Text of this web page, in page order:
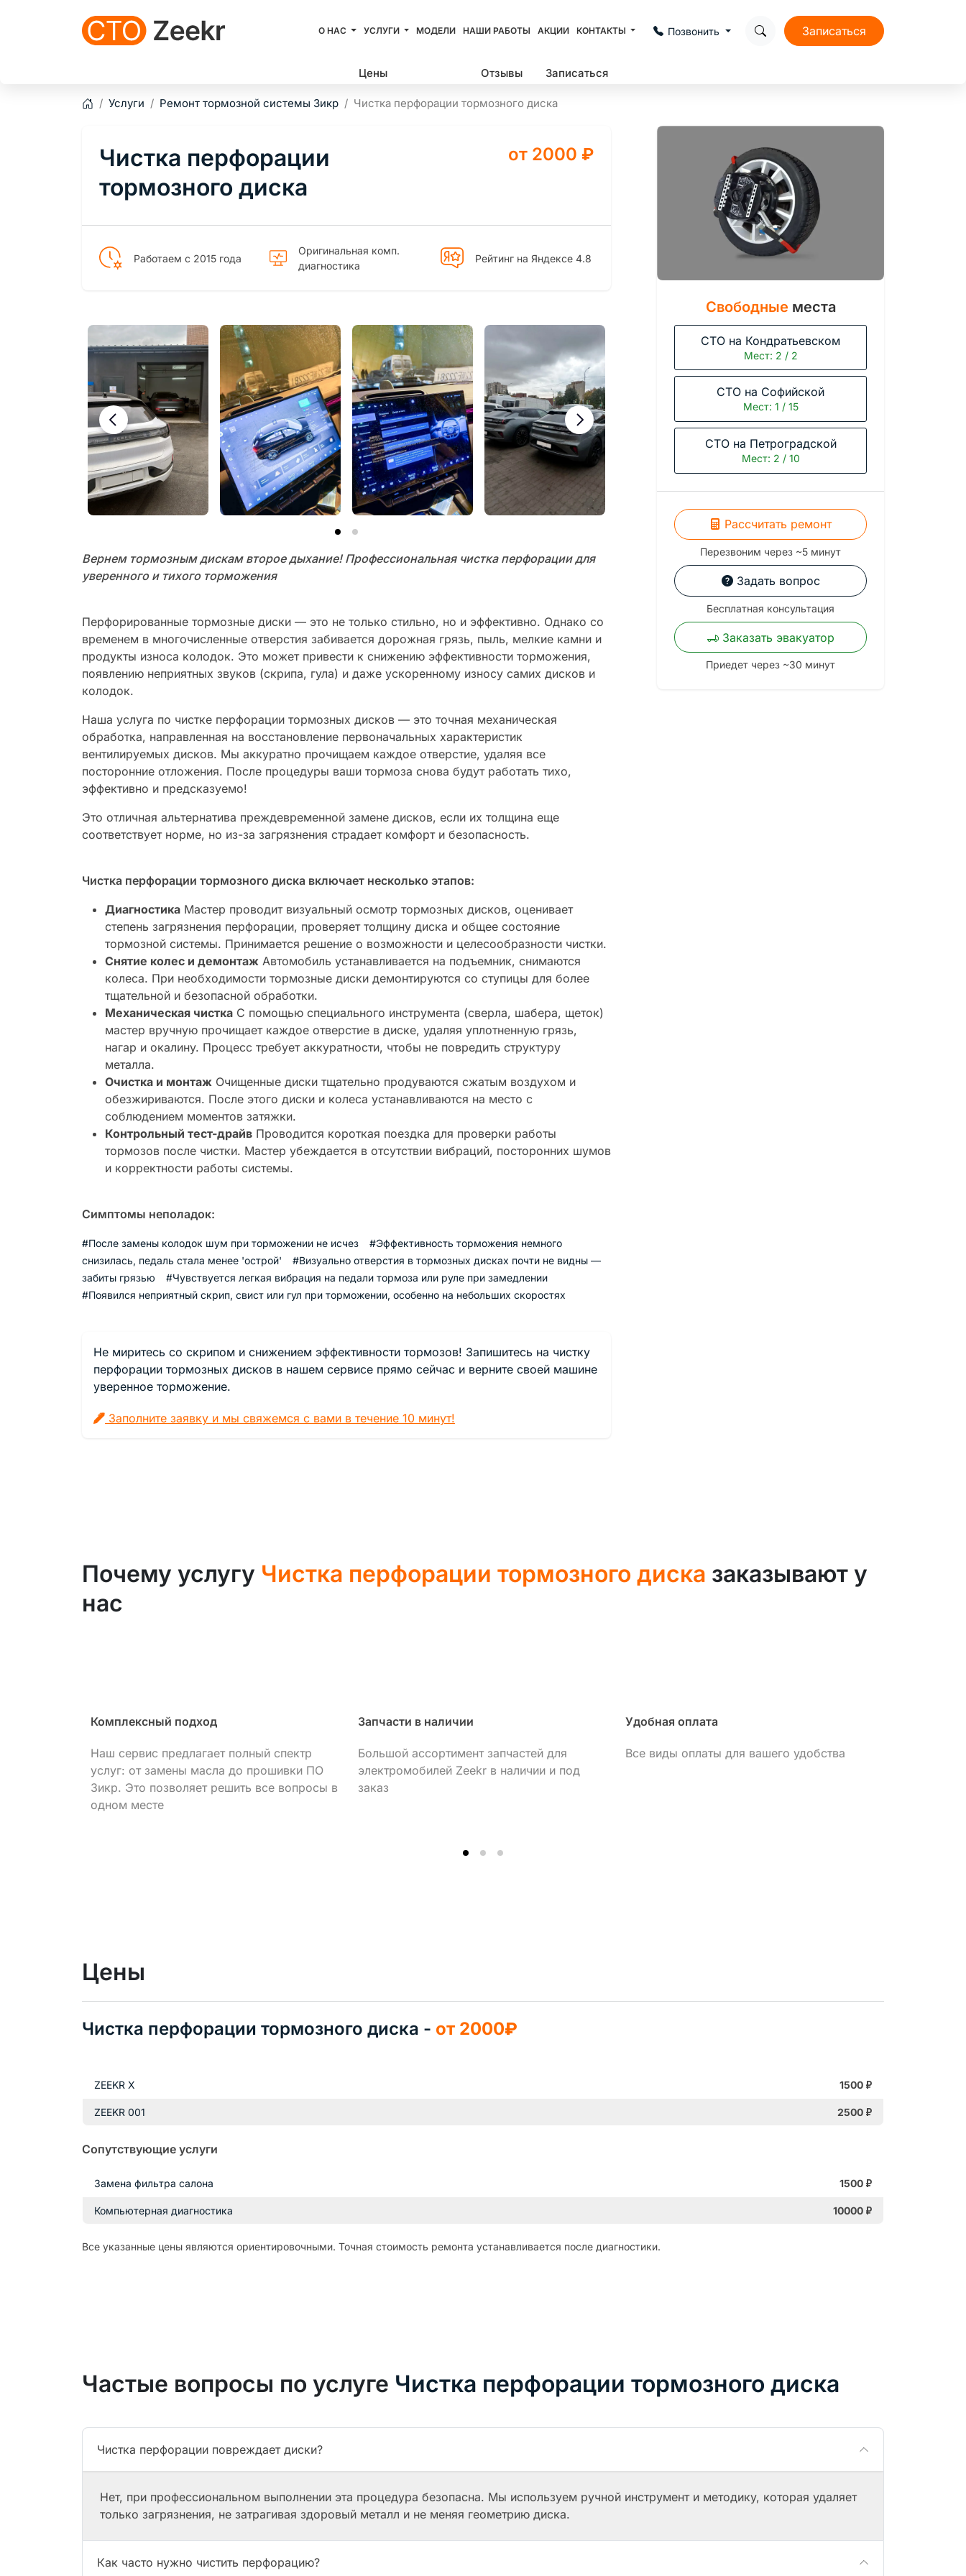
О НАС УСЛУГИ МОДЕЛИ НАШИ РАБОТЫ АКЦИИ КОНТАКТЫ Позвонить Записаться
Цены Отзывы Записаться
ГлавнаяУслуги Ремонт тормозной системы Зикр Чистка перфорации тормозного диска
Чистка перфорации
тормозного диска
от 2000 ₽
Работаем с 2015 года
Оригинальная комп.
диагностика
Рейтинг на Яндексе 4.8
Вернем тормозным дискам второе дыхание! Профессиональная чистка перфорации для
уверенного и тихого торможения
Перфорированные тормозные диски — это не только стильно, но и эффективно. Однако со
временем в многочисленные отверстия забивается дорожная грязь, пыль, мелкие камни и
продукты износа колодок. Это может привести к снижению эффективности торможения,
появлению неприятных звуков (скрипа, гула) и даже ускоренному износу самих дисков и
колодок.
Наша услуга по чистке перфорации тормозных дисков — это точная механическая
обработка, направленная на восстановление первоначальных характеристик
вентилируемых дисков. Мы аккуратно прочищаем каждое отверстие, удаляя все
посторонние отложения. После процедуры ваши тормоза снова будут работать тихо,
эффективно и предсказуемо!
Это отличная альтернатива преждевременной замене дисков, если их толщина еще
соответствует норме, но из-за загрязнения страдает комфорт и безопасность.
Чистка перфорации тормозного диска включает несколько этапов:
Диагностика Мастер проводит визуальный осмотр тормозных дисков, оценивает
степень загрязнения перфорации, проверяет толщину диска и общее состояние
тормозной системы. Принимается решение о возможности и целесообразности чистки.
Снятие колес и демонтаж Автомобиль устанавливается на подъемник, снимаются
колеса. При необходимости тормозные диски демонтируются со ступицы для более
тщательной и безопасной обработки.
Механическая чистка С помощью специального инструмента (сверла, шабера, щеток)
мастер вручную прочищает каждое отверстие в диске, удаляя уплотненную грязь,
нагар и окалину. Процесс требует аккуратности, чтобы не повредить структуру
металла.
Очистка и монтаж Очищенные диски тщательно продуваются сжатым воздухом и
обезжириваются. После этого диски и колеса устанавливаются на место с
соблюдением моментов затяжки.
Контрольный тест-драйв Проводится короткая поездка для проверки работы
тормозов после чистки. Мастер убеждается в отсутствии вибраций, посторонних шумов
и корректности работы системы.
Симптомы неполадок:
#После замены колодок шум при торможении не исчез
#Эффективность торможения немного
снизилась, педаль стала менее 'острой'
#Визуально отверстия в тормозных дисках почти не видны —
забиты грязью
#Чувствуется легкая вибрация на педали тормоза или руле при замедлении
#Появился неприятный скрип, свист или гул при торможении, особенно на небольших скоростях
Не миритесь со скрипом и снижением эффективности тормозов! Запишитесь на чистку
перфорации тормозных дисков в нашем сервисе прямо сейчас и верните своей машине
уверенное торможение.
Заполните заявку и мы свяжемся с вами в течение 10 минут!
Свободные места
СТО на Кондратьевском
Мест: 2 / 2
СТО на Софийской
Мест: 1 / 15
СТО на Петроградской
Мест: 2 / 10
Рассчитать ремонт
Перезвоним через ~5 минут
Задать вопрос
Бесплатная консультация
Заказать эвакуатор
Приедет через ~30 минут
Почему услугу Чистка перфорации тормозного диска заказывают у
нас
Комплексный подход
Наш сервис предлагает полный спектр
услуг: от замены масла до прошивки ПО
Зикр. Это позволяет решить все вопросы в
одном месте
Запчасти в наличии
Большой ассортимент запчастей для
электромобилей Zeekr в наличии и под
заказ
Удобная оплата
Все виды оплаты для вашего удобства
Цены
Чистка перфорации тормозного диска - от 2000₽
ZEEKR X 1500 ₽
ZEEKR 001 2500 ₽
Сопутствующие услуги
Замена фильтра салона 1500 ₽
Компьютерная диагностика 10000 ₽
Все указанные цены являются ориентировочными. Точная стоимость ремонта устанавливается после диагностики.
Частые вопросы по услуге Чистка перфорации тормозного диска
Чистка перфорации повреждает диски?
Нет, при профессиональном выполнении эта процедура безопасна. Мы используем ручной инструмент и методику, которая удаляет
только загрязнения, не затрагивая здоровый металл и не меняя геометрию диска.
Как часто нужно чистить перфорацию?